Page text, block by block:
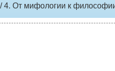
/ 4. От мифологии к